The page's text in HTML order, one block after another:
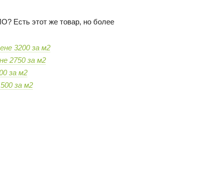
Есть этот же товар, но более
3200 за м2
2750 за м2
за м2
за м2